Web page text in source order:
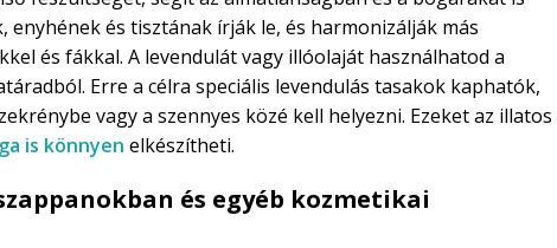
enyhének és tisztának írják le, és harmonizálják más
és fákkal. A levendulát vagy illóolaját használhatod a
Erre a célra speciális levendulás tasakok kaphatók,
vagy a szennyes közé kell helyezni. Ezeket az illatos
is könnyen elkészítheti.
és egyéb kozmetikai